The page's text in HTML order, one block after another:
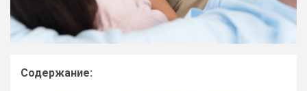
Содержание: